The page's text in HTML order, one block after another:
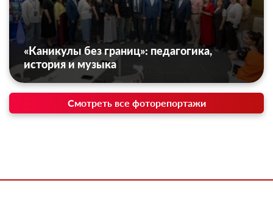
«Каникулы без границ»: педагогика,
история и музыка
Смотреть все фоторепортажи